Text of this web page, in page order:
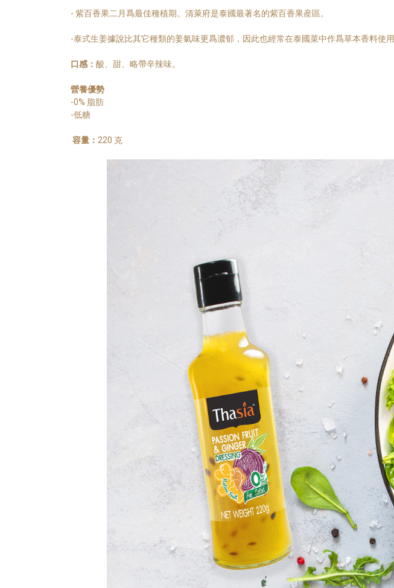
- 紫百香果二月爲最佳種植期。清萊府是泰國最著名的紫百香果産區。
-泰式生姜據說比其它種類的姜氣味更爲濃郁，因此也經常在泰國菜中作爲草本香料使用
口感： 酸、甜、略帶辛辣味。
營養優勢
-0% 脂肪
-低糖
容量： 220 克